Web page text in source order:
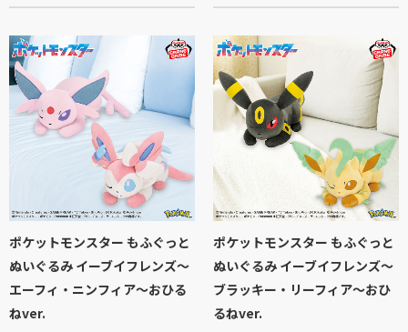
ポケットモンスター もふぐっと
ぬいぐるみ イーブイフレンズ～
エーフィ・ニンフィア～おひる
ねver.
ポケットモンスター もふぐっと
ぬいぐるみ イーブイフレンズ～
ブラッキー・リーフィア～おひ
るねver.